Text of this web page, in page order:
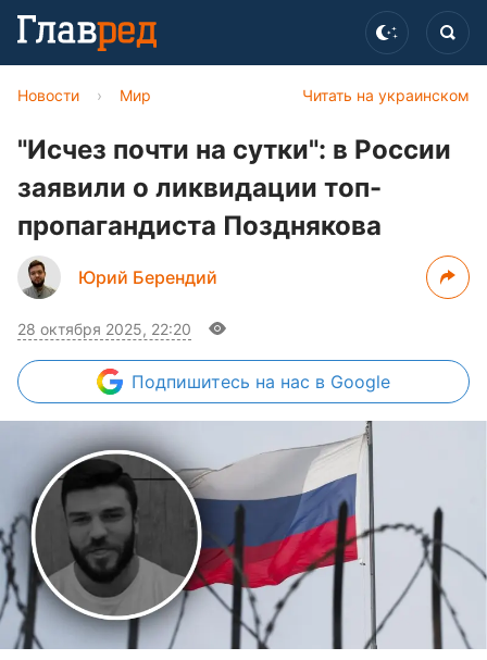
Читать на украинском
Новости › Мир
"Исчез почти на сутки": в России
заявили о ликвидации топ-
пропагандиста Позднякова
Юрий Берендий
28 октября 2025, 22:20
Подпишитесь на нас в Google